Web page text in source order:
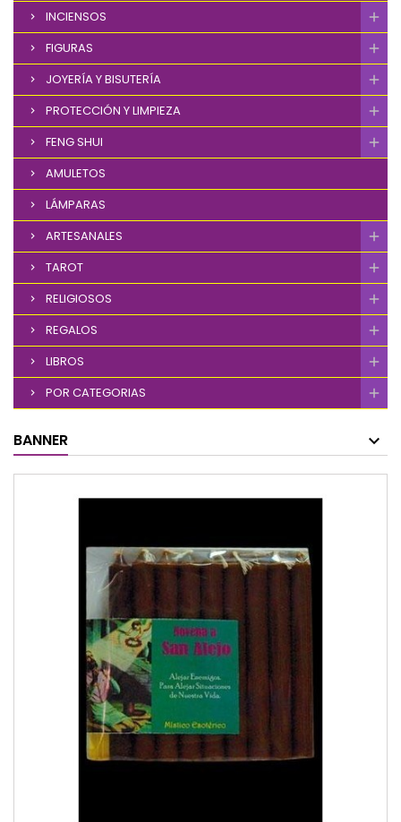
INCIENSOS
FIGURAS
JOYERÍA Y BISUTERÍA
PROTECCIÓN Y LIMPIEZA
FENG SHUI
AMULETOS
LÁMPARAS
ARTESANALES
TAROT
RELIGIOSOS
REGALOS
LIBROS
POR CATEGORIAS
BANNER